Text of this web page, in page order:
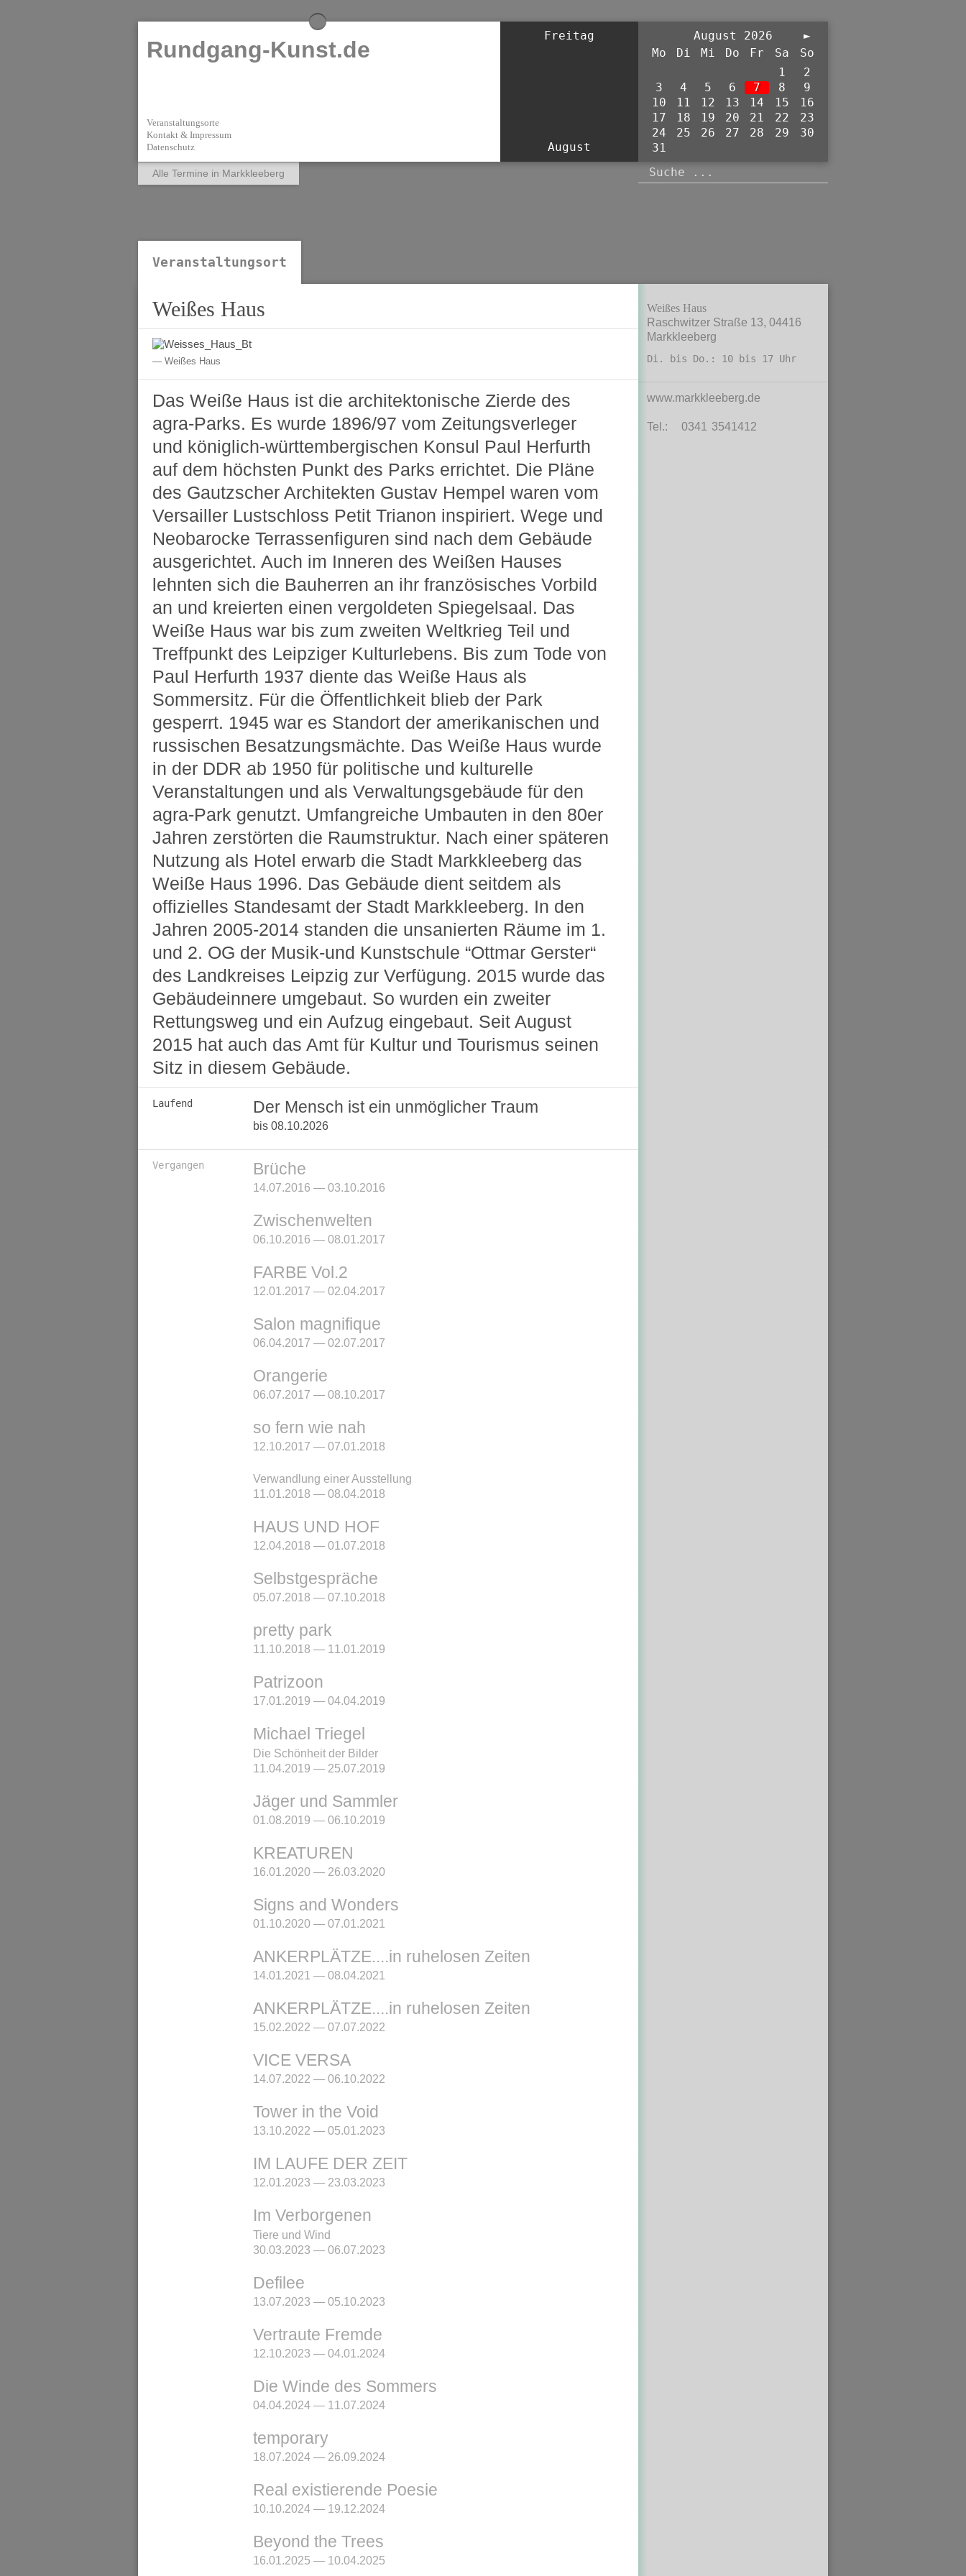
Rundgang-Kunst.de
Veranstaltungsorte
Kontakt & Impressum
Datenschutz
Freitag
August
►
August 2026
Mo
Di Mi Do Fr Sa
So
1
2
3
4 5 6 7 8
9
10
11 12 13 14 15
16
17
18 19 20 21 22
23
24
25 26 27 28 29
30
31
Alle Termine in Markkleeberg
Veranstaltungsort
Weißes Haus
Weißes Haus
Das Weiße Haus ist die architektonische Zierde des
agra-Parks. Es wurde 1896/97 vom Zeitungsverleger
und königlich-württembergischen Konsul Paul Herfurth
auf dem höchsten Punkt des Parks errichtet. Die Pläne
des Gautzscher Architekten Gustav Hempel waren vom
Versailler Lustschloss Petit Trianon inspiriert. Wege und
Neobarocke Terrassenfiguren sind nach dem Gebäude
ausgerichtet. Auch im Inneren des Weißen Hauses
lehnten sich die Bauherren an ihr französisches Vorbild
an und kreierten einen vergoldeten Spiegelsaal. Das
Weiße Haus war bis zum zweiten Weltkrieg Teil und
Treffpunkt des Leipziger Kulturlebens. Bis zum Tode von
Paul Herfurth 1937 diente das Weiße Haus als
Sommersitz. Für die Öffentlichkeit blieb der Park
gesperrt. 1945 war es Standort der amerikanischen und
russischen Besatzungsmächte. Das Weiße Haus wurde
in der DDR ab 1950 für politische und kulturelle
Veranstaltungen und als Verwaltungsgebäude für den
agra-Park genutzt. Umfangreiche Umbauten in den 80er
Jahren zerstörten die Raumstruktur. Nach einer späteren
Nutzung als Hotel erwarb die Stadt Markkleeberg das
Weiße Haus 1996. Das Gebäude dient seitdem als
offizielles Standesamt der Stadt Markkleeberg. In den
Jahren 2005-2014 standen die unsanierten Räume im 1.
und 2. OG der Musik-und Kunstschule “Ottmar Gerster“
des Landkreises Leipzig zur Verfügung. 2015 wurde das
Gebäudeinnere umgebaut. So wurden ein zweiter
Rettungsweg und ein Aufzug eingebaut. Seit August
2015 hat auch das Amt für Kultur und Tourismus seinen
Sitz in diesem Gebäude.
Laufend Der Mensch ist ein unmöglicher Traum
bis 08.10.2026
Vergangen Brüche
14.07.2016 — 03.10.2016
Zwischenwelten
06.10.2016 — 08.01.2017
FARBE Vol.2
12.01.2017 — 02.04.2017
Salon magnifique
06.04.2017 — 02.07.2017
Orangerie
06.07.2017 — 08.10.2017
so fern wie nah
12.10.2017 — 07.01.2018
Verwandlung einer Ausstellung
11.01.2018 — 08.04.2018
HAUS UND HOF
12.04.2018 — 01.07.2018
Selbstgespräche
05.07.2018 — 07.10.2018
pretty park
11.10.2018 — 11.01.2019
Patrizoon
17.01.2019 — 04.04.2019
Michael Triegel
Die Schönheit der Bilder
11.04.2019 — 25.07.2019
Jäger und Sammler
01.08.2019 — 06.10.2019
KREATUREN
16.01.2020 — 26.03.2020
Signs and Wonders
01.10.2020 — 07.01.2021
ANKERPLÄTZE....in ruhelosen Zeiten
14.01.2021 — 08.04.2021
ANKERPLÄTZE....in ruhelosen Zeiten
15.02.2022 — 07.07.2022
VICE VERSA
14.07.2022 — 06.10.2022
Tower in the Void
13.10.2022 — 05.01.2023
IM LAUFE DER ZEIT
12.01.2023 — 23.03.2023
Im Verborgenen
Tiere und Wind
30.03.2023 — 06.07.2023
Defilee
13.07.2023 — 05.10.2023
Vertraute Fremde
12.10.2023 — 04.01.2024
Die Winde des Sommers
04.04.2024 — 11.07.2024
temporary
18.07.2024 — 26.09.2024
Real existierende Poesie
10.10.2024 — 19.12.2024
Beyond the Trees
16.01.2025 — 10.04.2025
Weißes Haus
Raschwitzer Straße 13, 04416
Markkleeberg
Di. bis Do.: 10 bis 17 Uhr
www.markkleeberg.de
Tel.: 0341 3541412